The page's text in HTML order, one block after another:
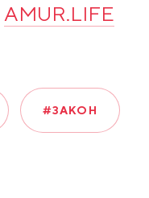
AMUR.LIFE
#ЗАКОН